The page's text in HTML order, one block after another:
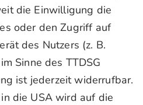
die Einwilligung die
oder den Zugriff auf
des Nutzers (z. B.
Sinne des TTDSG
ist jederzeit widerrufbar.
die USA wird auf die